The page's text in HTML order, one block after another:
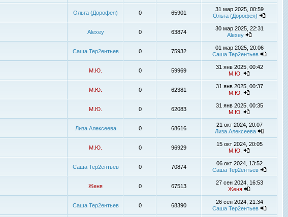
Ольга (Дорофея) 0 65901
31 мар 2025, 00:59
Ольга (Дорофея)
Alexey 0 63874
30 мар 2025, 22:31
Alexey
Саша Тер2ентьев 0 75932
01 мар 2025, 20:06
Саша Тер2ентьев
М.Ю. 0 59969
31 янв 2025, 00:42
М.Ю.
М.Ю. 0 62381
31 янв 2025, 00:37
М.Ю.
М.Ю. 0 62083
31 янв 2025, 00:35
М.Ю.
Лиза Алексеева 0 68616
21 окт 2024, 20:07
Лиза Алексеева
М.Ю. 0 96929
15 окт 2024, 20:05
М.Ю.
Саша Тер2ентьев 0 70874
06 окт 2024, 13:52
Саша Тер2ентьев
Женя 0 67513
27 сен 2024, 16:53
Женя
Саша Тер2ентьев 0 68390
26 сен 2024, 21:34
Саша Тер2ентьев